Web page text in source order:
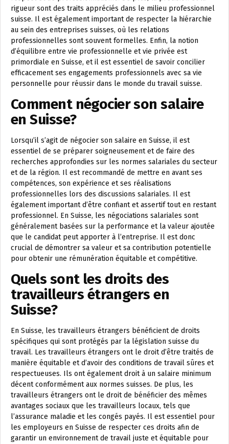
rigueur sont des traits appréciés dans le milieu professionnel
suisse. Il est également important de respecter la hiérarchie
au sein des entreprises suisses, où les relations
professionnelles sont souvent formelles. Enfin, la notion
d’équilibre entre vie professionnelle et vie privée est
primordiale en Suisse, et il est essentiel de savoir concilier
efficacement ses engagements professionnels avec sa vie
personnelle pour réussir dans le monde du travail suisse.
Comment négocier son salaire
en Suisse?
Lorsqu’il s’agit de négocier son salaire en Suisse, il est
essentiel de se préparer soigneusement et de faire des
recherches approfondies sur les normes salariales du secteur
et de la région. Il est recommandé de mettre en avant ses
compétences, son expérience et ses réalisations
professionnelles lors des discussions salariales. Il est
également important d’être confiant et assertif tout en restant
professionnel. En Suisse, les négociations salariales sont
généralement basées sur la performance et la valeur ajoutée
que le candidat peut apporter à l’entreprise. Il est donc
crucial de démontrer sa valeur et sa contribution potentielle
pour obtenir une rémunération équitable et compétitive.
Quels sont les droits des
travailleurs étrangers en
Suisse?
En Suisse, les travailleurs étrangers bénéficient de droits
spécifiques qui sont protégés par la législation suisse du
travail. Les travailleurs étrangers ont le droit d’être traités de
manière équitable et d’avoir des conditions de travail sûres et
respectueuses. Ils ont également droit à un salaire minimum
décent conformément aux normes suisses. De plus, les
travailleurs étrangers ont le droit de bénéficier des mêmes
avantages sociaux que les travailleurs locaux, tels que
l’assurance maladie et les congés payés. Il est essentiel pour
les employeurs en Suisse de respecter ces droits afin de
garantir un environnement de travail juste et équitable pour